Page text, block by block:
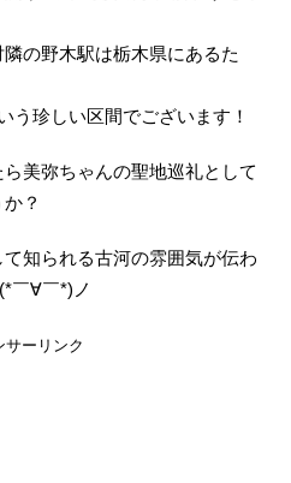
の野木駅は栃木県にあるた
う珍しい区間でございます！
美弥ちゃんの聖地巡礼として
？
て知られる古河の雰囲気が伝わ
￣∀￣*)ノ
サーリンク